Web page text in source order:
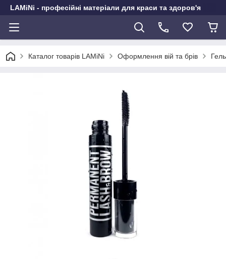
LAMiNi - професійні матеріали для краси та здоров'я
Каталог товарів LAMiNi Оформлення вій та брів